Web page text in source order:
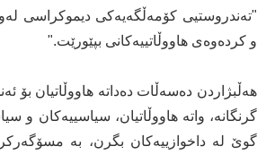
"تەندروستیی کۆمەڵگەیەکی دیموکراسی
و کردەوەی هاووڵاتییەکانی بپێورێت."
هەڵبژاردن دەسەڵات دەداتە هاووڵاتیان بۆ
گرنگانە، واتە هاووڵاتیان، سیاسییەکان و
گوێ لە داخوازییەکان بگرن، بە